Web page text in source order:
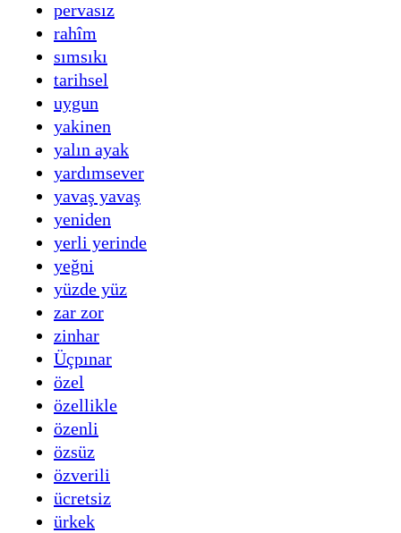
pervasız
rahîm
sımsıkı
tarihsel
uygun
yakinen
yalın ayak
yardımsever
yavaş yavaş
yeniden
yerli yerinde
yeğni
yüzde yüz
zar zor
zinhar
Üçpınar
özel
özellikle
özenli
özsüz
özverili
ücretsiz
ürkek